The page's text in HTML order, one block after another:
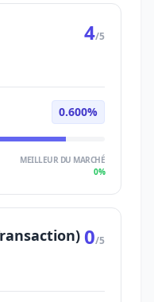
4/5
0.600%
MEILLEUR DU MARCHÉ
0%
0/5